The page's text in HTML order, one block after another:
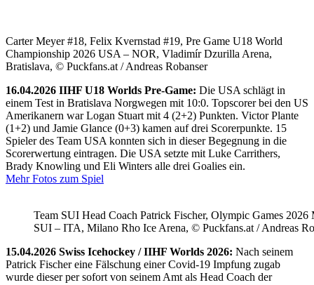
Carter Meyer #18, Felix Kvernstad #19, Pre Game U18 World
Championship 2026 USA – NOR, Vladimír Dzurilla Arena,
Bratislava, © Puckfans.at / Andreas Robanser
16.04.2026 IIHF U18 Worlds Pre-Game: Die USA schlägt in
einem Test in Bratislava Norgwegen mit 10:0. Topscorer bei den US
Amerikanern war Logan Stuart mit 4 (2+2) Punkten. Victor Plante
(1+2) und Jamie Glance (0+3) kamen auf drei Scorerpunkte. 15
Spieler des Team USA konnten sich in dieser Begegnung in die
Scorerwertung eintragen. Die USA setzte mit Luke Carrithers,
Brady Knowling und Eli Winters alle drei Goalies ein.
Mehr Fotos zum Spiel
Team SUI Head Coach Patrick Fischer, Olympic Games 2026
SUI – ITA, Milano Rho Ice Arena, © Puckfans.at / Andreas
15.04.2026 Swiss Icehockey / IIHF Worlds 2026: Nach seinem
Patrick Fischer eine Fälschung einer Covid-19 Impfung zugab
wurde dieser per sofort von seinem Amt als Head Coach der